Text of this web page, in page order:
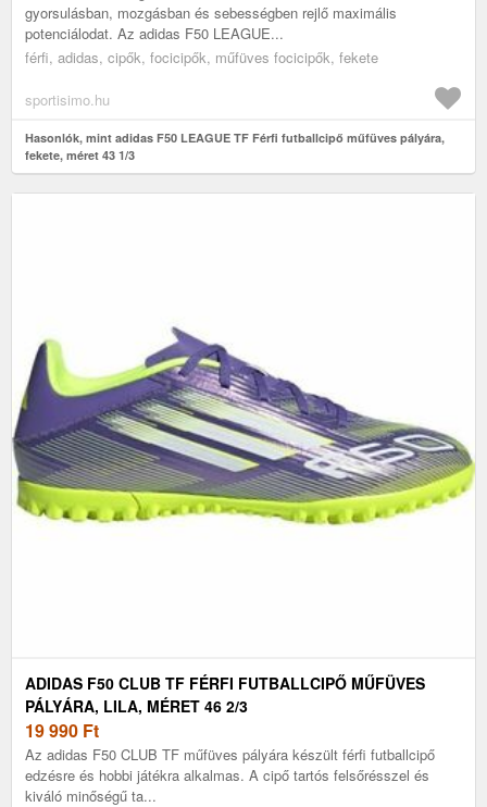
gyorsulásban, mozgásban és sebességben rejlő maximális
potenciálodat. Az adidas F50 LEAGUE...
férfi, adidas, cipők, focicipők, műfüves focicipők, fekete
sportisimo.hu
Hasonlók, mint adidas F50 LEAGUE TF Férfi futballcipő műfüves pályára,
fekete, méret 43 1/3
ADIDAS F50 CLUB TF FÉRFI FUTBALLCIPŐ MŰFÜVES
PÁLYÁRA, LILA, MÉRET 46 2/3
19 990 Ft
Az adidas F50 CLUB TF műfüves pályára készült férfi futballcipő
edzésre és hobbi játékra alkalmas. A cipő tartós felsőrésszel és
kiváló minőségű ta...